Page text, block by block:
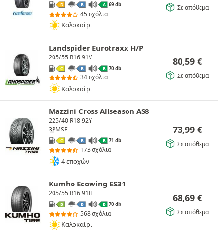
D B A 69 db
45 σχόλια
Καλοκαίρι
Σε απόθεμα
Landspider Eurotraxx H/P
205/55 R16 91V
C B B 70 db
34 σχόλια
Καλοκαίρι
80,59 €
Σε απόθεμα
Mazzini Cross Allseason AS8
225/40 R18 92Y
3PMSF
C B B 71 db
173 σχόλια
4 εποχών
73,99 €
Σε απόθεμα
Kumho Ecowing ES31
205/55 R16 91H
B B B 70 db
568 σχόλια
Καλοκαίρι
68,69 €
Σε απόθεμα